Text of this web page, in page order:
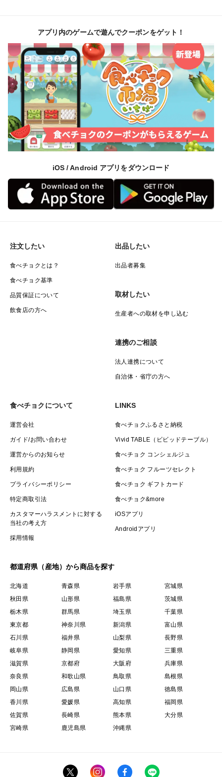
ご了承ください。
生のまま食べることもできますが、保存する場合は到着
次第すぐに茹でるか、もしくはレンジであたためてから
一度、水の中に入れて熱を取ってから冷蔵庫で保管する
ことをおすすめします。
レンジで温める場合は皮をむかずにラップをして600W
で3分程あたためると美味しく召し上がれます。
んたん（米の籾殻を炭にしたもの）や魚粕などを組み合
わせて使い、農薬や化学肥料の使用を極力少なくして皆
節減対象農薬:当地比 7割減、化学肥料(窒素成分):当地比
アプリ内のゲームで遊んでクーポンをゲット！
iOS / Android アプリをダウンロード
注文したい
食べチョクとは？
食べチョク基準
品質保証について
飲食店の方へ
出品したい
出品者募集
取材したい
生産者への取材を申し込む
連携のご相談
法人連携について
自治体・省庁の方へ
食べチョクについて
運営会社
ガイド/お問い合わせ
運営からのお知らせ
利用規約
プライバシーポリシー
特定商取引法
カスタマーハラスメントに対する
当社の考え方
採用情報
LINKS
食べチョクふるさと納税
Vivid TABLE（ビビッドテーブル）
食べチョク コンシェルジュ
食べチョク フルーツセレクト
食べチョク ギフトカード
食べチョク&more
iOSアプリ
Androidアプリ
都道府県（産地）から商品を探す
北海道 青森県 岩手県
宮城県
秋田県
山形県 福島県
茨城県
栃木県
群馬県 埼玉県
千葉県
東京都
神奈川県 新潟県
富山県
石川県
福井県 山梨県
長野県
岐阜県
静岡県 愛知県
三重県
滋賀県
京都府 大阪府
兵庫県
奈良県
和歌山県 鳥取県
島根県
岡山県
広島県 山口県
徳島県
香川県
愛媛県 高知県
福岡県
佐賀県
長崎県 熊本県
大分県
宮崎県
鹿児島県 沖縄県